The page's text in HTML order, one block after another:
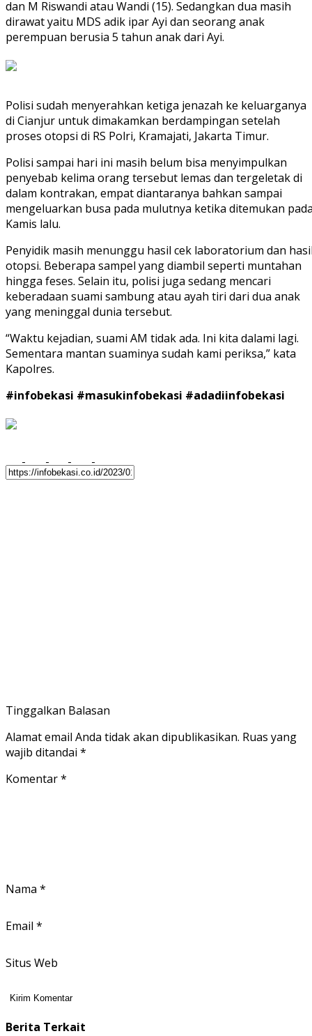
dan M Riswandi atau Wandi (15). Sedangkan dua masih
dirawat yaitu MDS adik ipar Ayi dan seorang anak
perempuan berusia 5 tahun anak dari Ayi.
Polisi sudah menyerahkan ketiga jenazah ke keluarganya
di Cianjur untuk dimakamkan berdampingan setelah
proses otopsi di RS Polri, Kramajati, Jakarta Timur.
Polisi sampai hari ini masih belum bisa menyimpulkan
penyebab kelima orang tersebut lemas dan tergeletak di
dalam kontrakan, empat diantaranya bahkan sampai
mengeluarkan busa pada mulutnya ketika ditemukan
Kamis lalu.
Penyidik masih menunggu hasil cek laboratorium dan
otopsi. Beberapa sampel yang diambil seperti muntahan
hingga feses. Selain itu, polisi juga sedang mencari
keberadaan suami sambung atau ayah tiri dari dua anak
yang meninggal dunia tersebut.
“Waktu kejadian, suami AM tidak ada. Ini kita dalami lagi.
Sementara mantan suaminya sudah kami periksa,” kata
Kapolres.
#infobekasi #masukinfobekasi #adadiinfobekasi
Tinggalkan Balasan
Alamat email Anda tidak akan dipublikasikan. Ruas yang
wajib ditandai *
Komentar*
Nama *
Email *
Situs Web
Berita Terkait